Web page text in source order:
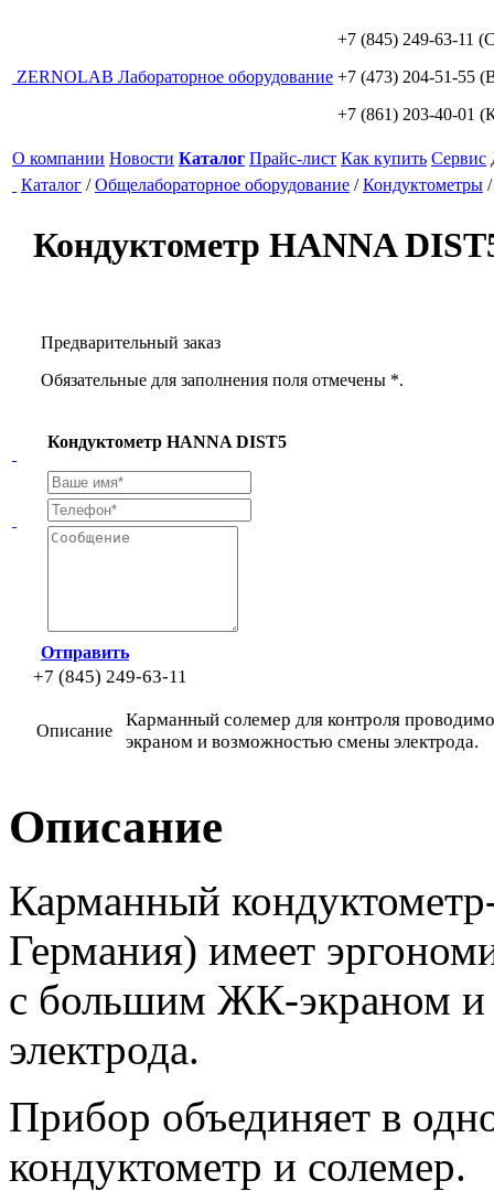
ZERNOLAB Лабораторное оборудование
+7 (845) 249-63-11
+7 (473) 204-51-55
+7 (861) 203-40-01
О компании Новости Каталог Прайс-лист Как купить Сервис
Каталог /Общелабораторное оборудование /Кондуктометры
Кондуктометр HANNA
Предварительный заказ
Обязательные для заполнения поля отмечены *.
Кондуктометр HANNA DIST5
Отправить
+7 (845) 249-63-11
Описание
Карманный солемер для контроля
экраном и возможностью смены электрода.
Описание
Карманный
Германия) имеет
с большим ЖК-экраном
электрода.
Прибор объединяет в
кондуктометр и солемер.